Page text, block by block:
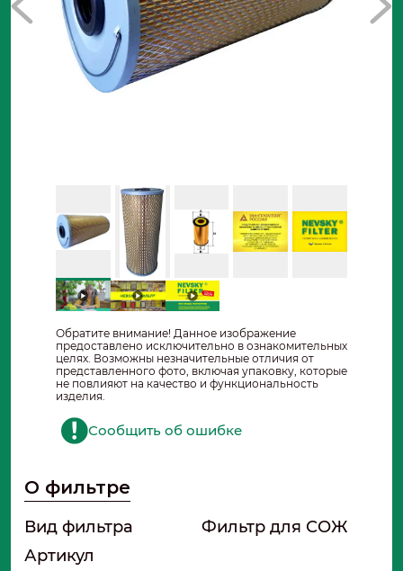
Обратите внимание! Данное изображение
предоставлено исключительно в ознакомительных
целях. Возможны незначительные отличия от
представленного фото, включая упаковку, которые
не повлияют на качество и функциональность
изделия.
Сообщить об ошибке
О фильтре
Вид фильтра
Фильтр для СОЖ
Артикул